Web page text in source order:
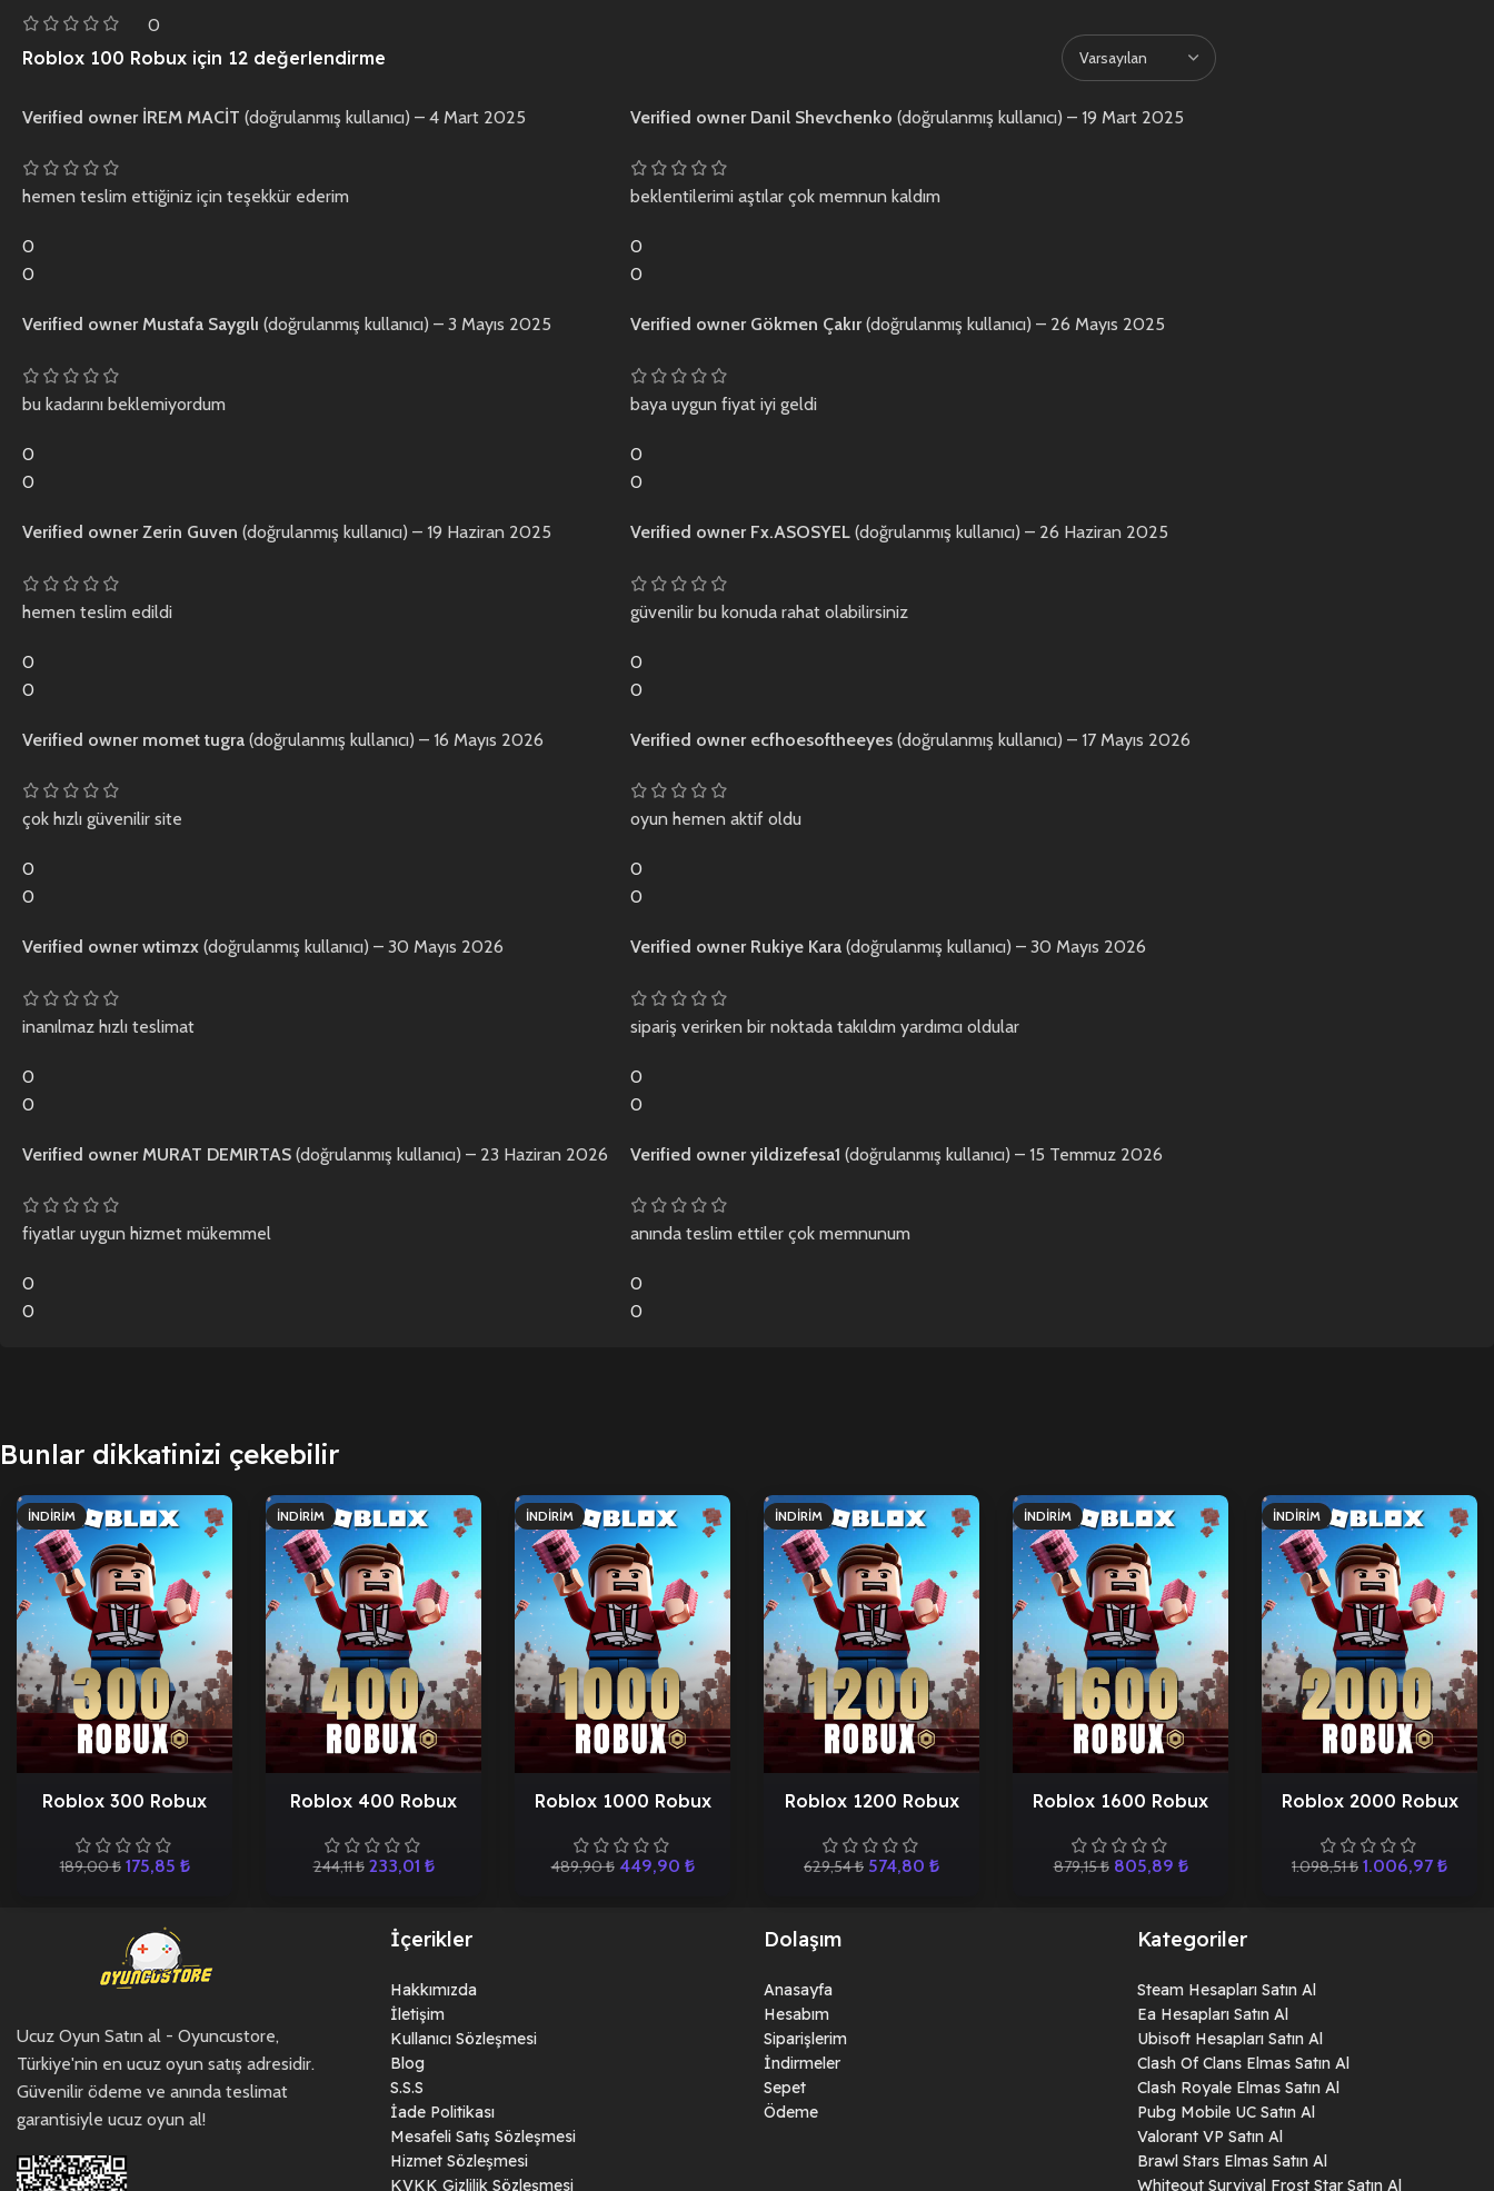
0
Roblox 100 Robux için 12 değerlendirme
Verified owner İREM MACİT (doğrulanmış kullanıcı) – 4 Mart 2025
hemen teslim ettiğiniz için teşekkür ederim
0
0
Verified owner Danil Shevchenko (doğrulanmış kullanıcı) – 19 Mart 2025
beklentilerimi aştılar çok memnun kaldım
0
0
Verified ownerMustafa Saygılı (doğrulanmış kullanıcı) – 3 Mayıs 2025
bu kadarını beklemiyordum
0
0
Verified owner Gökmen Çakır(doğrulanmış kullanıcı) – 26 Mayıs 2025
baya uygun fiyat iyi geldi
0
0
Verified ownerZerin Guven (doğrulanmış kullanıcı) – 19 Haziran 2025
hemen teslim edildi
0
0
Verified owner Fx.ASOSYEL (doğrulanmış kullanıcı) – 26 Haziran 2025
güvenilir bu konuda rahat olabilirsiniz
0
0
Verified owner momet tugra (doğrulanmış kullanıcı) – 16 Mayıs 2026
çok hızlı güvenilir site
0
0
Verified owner ecfhoesoftheeyes (doğrulanmış kullanıcı) – 17 Mayıs 2026
oyun hemen aktif oldu
0
0
Verified ownerwtimzx (doğrulanmış kullanıcı) – 30 Mayıs 2026
inanılmaz hızlı teslimat
0
0
Verified owner Rukiye Kara (doğrulanmış kullanıcı) – 30 Mayıs 2026
sipariş verirken bir noktada takıldım yardımcı oldular
0
0
Verified owner MURAT DEMIRTAS (doğrulanmış kullanıcı) – 23 Haziran 2026
fiyatlar uygun hizmet mükemmel
0
0
Verified owneryildizefesa1 (doğrulanmış kullanıcı) – 15 Temmuz 2026
anında teslim ettiler çok memnunum
0
0
Bunlar dikkatinizi çekebilir
İNDIRIM
Roblox 300 Robux
189,00₺ 175,85 ₺
İNDIRIM
Roblox 400 Robux
244,11₺ 233,01 ₺
İNDIRIM
Roblox 1000 Robux
489,90₺ 449,90 ₺
İNDIRIM
Roblox 1200 Robux
629,54₺ 574,80 ₺
İNDIRIM
Roblox 1600 Robux
879,15₺ 805,89 ₺
İNDIRIM
Roblox 2000 Robux
1.098,51₺ 1.006,97 ₺
Ucuz Oyun Satın al - Oyuncustore,
Türkiye'nin en ucuz oyun satış adresidir.
Güvenilir ödeme ve anında teslimat
garantisiyle ucuz oyun al!
İçerikler
Hakkımızda
İletişim
Kullanıcı Sözleşmesi
Blog
S.S.S
İade Politikası
Mesafeli Satış Sözleşmesi
Hizmet Sözleşmesi
KVKK Gizlilik Sözleşmesi
Dolaşım
Anasayfa
Hesabım
Siparişlerim
İndirmeler
Sepet
Ödeme
Kategoriler
Steam Hesapları Satın Al
Ea Hesapları Satın Al
Ubisoft Hesapları Satın Al
Clash Of Clans Elmas Satın Al
Clash Royale Elmas Satın Al
Pubg Mobile UC Satın Al
Valorant VP Satın Al
Brawl Stars Elmas Satın Al
Whiteout Survival Frost Star Satın Al